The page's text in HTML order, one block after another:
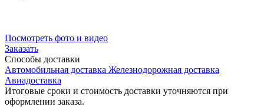
Посмотреть фото и видео
Заказать
Способы доставки
Автомобильная доставка Железнодорожная доставка
Авиадоставка
Итоговые сроки и стоимость доставки уточняются при
оформлении заказа.